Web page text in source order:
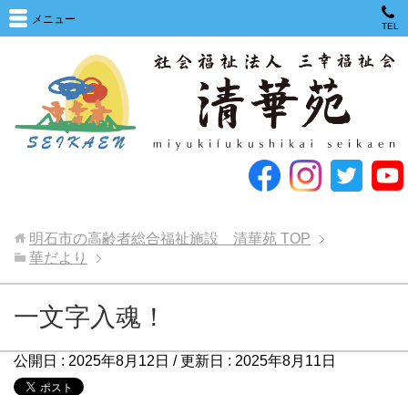
メニュー
TEL
明石市の高齢者総合福祉施設 清華苑 TOP
華だより
一文字入魂！
公開日 : 2025年8月12日 / 更新日 : 2025年8月11日